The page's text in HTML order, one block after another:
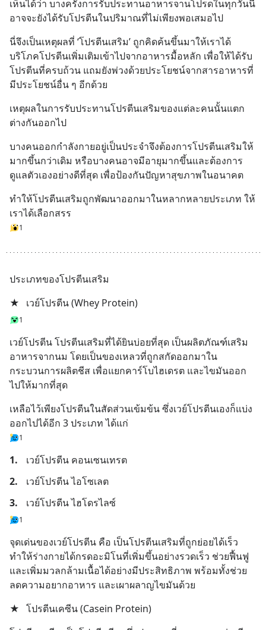
เห็นได้ว่า บางครั้งการรับประทานอาหารจานโปรดในทุกวันนี้
อาจจะยังได้รับโปรตีนในปริมาณที่ไม่เพียงพอเสมอไป
นี่จึงเป็นเหตุผลที่ ‘โปรตีนเสริม’ ถูกคิดค้นขึ้นมาให้เราได้
บริโภคโปรตีนเพิ่มเติมเข้าไปจากอาหารมื้อหลัก เพื่อให้ได้รับ
โปรตีนที่ครบถ้วน แถมยังพ่วงด้วยประโยชน์จากสารอาหารที่
มีประโยชน์อื่น ๆ อีกด้วย
เหตุผลในการรับประทานโปรตีนเสริมของแต่ละคนนั้นแตก
ต่างกันออกไป
บางคนออกกำลังกายอยู่เป็นประจำจึงต้องการโปรตีนเสริมให้
มากขึ้นกว่าเดิม หรือบางคนอาจมีอายุมากขึ้นและต้องการ
ดูแลตัวเองอย่างดีที่สุด เพื่อป้องกันปัญหาสุขภาพในอนาคต
ทำให้โปรตีนเสริมถูกพัฒนาออกมาในหลากหลายประเภท ให้
เราได้เลือกสรร
1
ประเภทของโปรตีนเสริม
★
เวย์โปรตีน (Whey Protein)
1
เวย์โปรตีน โปรตีนเสริมที่ได้ยินบ่อยที่สุด เป็นผลิตภัณฑ์เสริม
อาหารจากนม โดยเป็นของเหลวที่ถูกสกัดออกมาใน
กระบวนการผลิตชีส เพื่อแยกคาร์โบไฮเดรต และไขมันออก
ไปให้มากที่สุด
เหลือไว้เพียงโปรตีนในสัดส่วนเข้มข้น ซึ่งเวย์โปรตีนเองก็แบ่ง
ออกไปได้อีก 3 ประเภท ได้แก่
1
1.
เวย์โปรตีน คอนเซนเทรต
2.
เวย์โปรตีน ไอโซเลต
3.
เวย์โปรตีน ไฮโดรไลซ์
1
จุดเด่นของเวย์โปรตีน คือ เป็นโปรตีนเสริมที่ถูกย่อยได้เร็ว
ทำให้ร่างกายได้กรดอะมิโนที่เพิ่มขึ้นอย่างรวดเร็ว ช่วยฟื้นฟู
และเพิ่มมวลกล้ามเนื้อได้อย่างมีประสิทธิภาพ พร้อมทั้งช่วย
ลดความอยากอาหาร และเผาผลาญไขมันด้วย
★ โปรตีนเคซีน (Casein Protein)